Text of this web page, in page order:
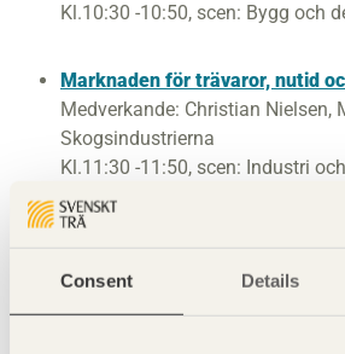
Consent Details
Kl.10:30 -10:50, scen: Bygg och
Marknaden för trävaror, nutid
Medverkande: Christian Nielsen,
Skogsindustrierna
Kl.11:30 -11:50, scen: Industri
Ett fossilfritt Sverige, ett
Forskning, Svenskt Trä
Kl.13:30 -13:50, scen: Industri